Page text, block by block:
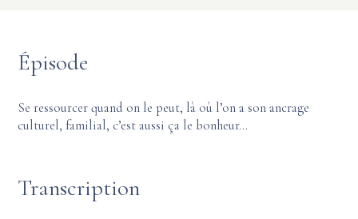
Épisode
Se ressourcer quand on le peut, là où l’on a son ancrage
culturel, familial, c’est aussi ça le bonheur…
Transcription